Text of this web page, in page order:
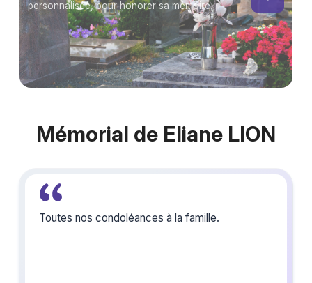
personnalisée, pour honorer sa mémoire.
Mémorial de Eliane LION
Toutes nos condoléances à la famille.